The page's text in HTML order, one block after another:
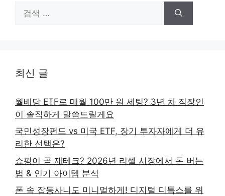
색:
최신 글
월배당 ETF로 매월 100만 원 세팅? 3년 차 직장인
이 솔직하게 말씀드릴게요
국민성장펀드 vs 미국 ETF, 장기 투자자에게 더 유
리한 선택은?
쇼핑이 곧 재테크? 2026년 리셀 시장에서 돈 버는
법 & 인기 아이템 분석
폰 속 잡동사니도 미니멀하게! 디지털 디톡스를 위